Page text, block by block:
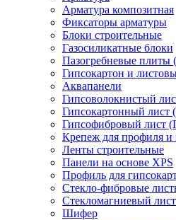
Арматура композитная
Фиксаторы арматуры
Блоки строительные
Газосиликатные блоки
Пазогребневые
Гипсокартон и
Аквапанели
Гипсоволокнистый
Гипсокартонный лист
Гипсофибровый лист
Крепеж для профиля и
Ленты строительные
Панели на основе XPS
Профиль для
Стекло-фибровые
Стекломагниевый
Шифер